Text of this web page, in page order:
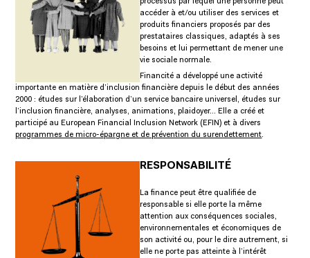
accéder à et/ou utiliser des services et
produits financiers proposés par des
prestataires classiques, adaptés à ses
besoins et lui permettant de mener une
vie sociale normale.
Financité a développé une activité
importante en matière d’inclusion financière depuis le début des années
2000 : études sur l’élaboration d’un service bancaire universel, études sur
l’inclusion financière, analyses, animations, plaidoyer… Elle a créé et
participé au European Financial Inclusion Network (EFIN) et à divers
programmes de micro-épargne et de prévention du surendettement.
RESPONSABILITÉ
La finance peut être qualifiée de
responsable si elle porte la même
attention aux conséquences sociales,
environnementales et économiques de
son activité ou, pour le dire autrement, si
elle ne porte pas atteinte à l’intérêt